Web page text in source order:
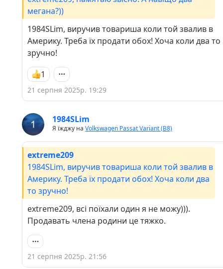
мегана?))
1984SLim, виручив товариша коли той звалив в
Америку. Треба їх продати обох! Хоча коли два то
зручно!
1
21 серпня 2025р. 19:29
1984SLim
Я їжджу на Volkswagen Passat Variant (B8)
extreme209
1984SLim, виручив товариша коли той звалив в
Америку. Треба їх продати обох! Хоча коли два
то зручно!
extreme209, всі поїхали один я не можу))).
Продавать члена родини це тяжко.
21 серпня 2025р. 21:56